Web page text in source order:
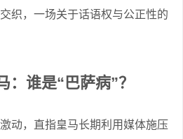
织，一场关于话语权与公正性的
：谁是“巴萨病”？
动，直指皇马长期利用媒体施压